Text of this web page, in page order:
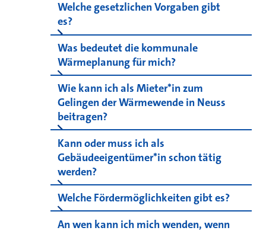
Welche gesetzlichen Vorgaben gibt
es?
Was bedeutet die kommunale
Wärmeplanung für mich?
Wie kann ich als Mieter*in zum
Gelingen der Wärmewende in Neuss
beitragen?
Kann oder muss ich als
Gebäudeeigentümer*in schon tätig
werden?
Welche Fördermöglichkeiten gibt es?
An wen kann ich mich wenden, wenn